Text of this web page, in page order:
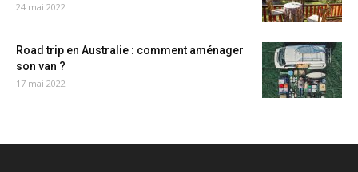
24 mai 2022
Road trip en Australie : comment aménager
son van ?
17 mai 2022